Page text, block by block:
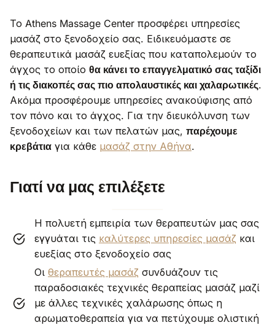
Το Athens Massage Center προσφέρει υπηρεσίες
μασάζ στο ξενοδοχείο σας. Ειδικευόμαστε σε
θεραπευτικά μασάζ ευεξίας που καταπολεμούν το
άγχος το οποίο θα κάνει το επαγγελματικό σας ταξίδι
ή τις διακοπές σας πιο απολαυστικές και χαλαρωτικές.
Ακόμα προσφέρουμε υπηρεσίες ανακούφισης από
τον πόνο και το άγχος. Για την διευκόλυνση των
ξενοδοχείων και των πελατών μας, παρέχουμε
κρεβάτια για κάθε μασάζ στην Αθήνα.
Γιατί να μας επιλέξετε
Η πολυετή εμπειρία των θεραπευτών μας σας
εγγυάται τις καλύτερες υπηρεσίες μασάζ και
ευεξίας στο ξενοδοχείο σας
Οι θεραπευτές μασάζ συνδυάζουν τις
παραδοσιακές τεχνικές θεραπείας μασάζ μαζί
με άλλες τεχνικές χαλάρωσης όπως η
αρωματοθεραπεία για να πετύχουμε ολιστική